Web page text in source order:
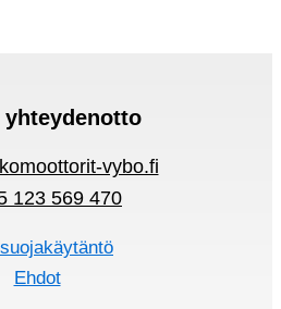
yhteydenotto
vybo.fi
123 569 470
Ehdot